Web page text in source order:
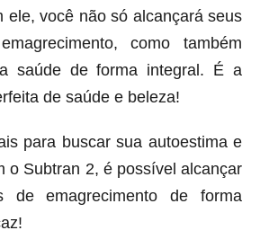
ele, você não só alcançará seus
como também
saúde de forma integral. É a
de saúde e beleza!
para buscar sua autoestima e
o Subtran 2, é possível alcançar
de emagrecimento de forma